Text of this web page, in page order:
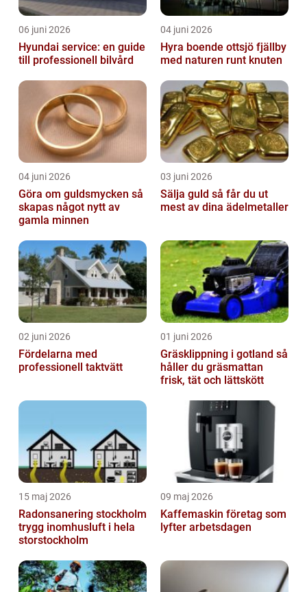
06 juni 2026
Hyundai service: en guide
till professionell bilvård
04 juni 2026
Hyra boende ottsjö fjällby
med naturen runt knuten
04 juni 2026
Göra om guldsmycken så
skapas något nytt av
gamla minnen
03 juni 2026
Sälja guld så får du ut
mest av dina ädelmetaller
02 juni 2026
Fördelarna med
professionell taktvätt
01 juni 2026
Gräsklippning i gotland så
håller du gräsmattan
frisk, tät och lättskött
15 maj 2026
Radonsanering stockholm
trygg inomhusluft i hela
storstockholm
09 maj 2026
Kaffemaskin företag som
lyfter arbetsdagen